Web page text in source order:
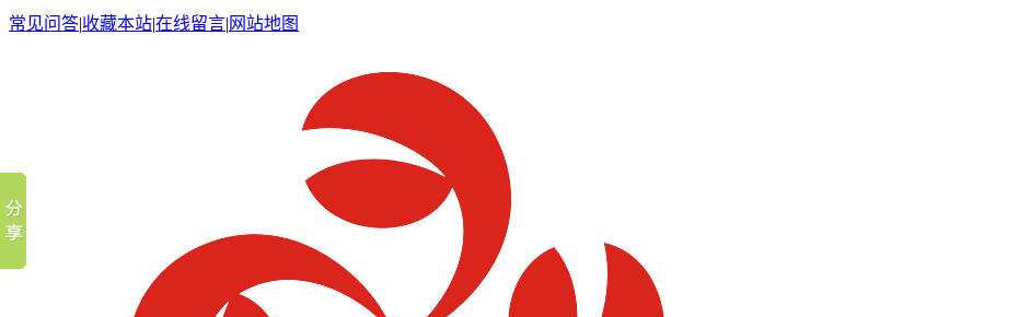
常见问答|收藏本站|在线留言| 网站地图